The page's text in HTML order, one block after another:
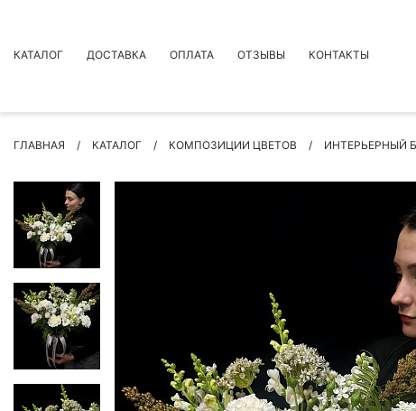
КАТАЛОГ
БУКЕТЫ
ЦВЕТЫ
ПОВОД
РОЗЫ
БУКЕТЫ НЕВЕСТЫ
ПОДАРКИ
КОМПОЗИЦИИ ЦВЕТОВ
СУХОЦВЕТЫ
ИНДИВИДУАЛЬНЫЙ ЗАКАЗ
ДОСТАВКА ОПЛАТА ОТЗЫВЫ КОНТАКТЫ
ГЛАВНАЯ КАТАЛОГ КОМПОЗИЦИИ ЦВЕТОВ ИНТЕРЬЕРНЫЙ